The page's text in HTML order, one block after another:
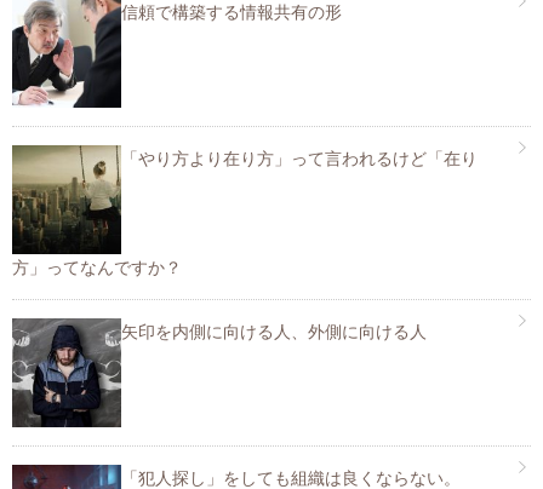
信頼で構築する情報共有の形
「やり方より在り方」って言われるけど「在り
方」ってなんですか？
矢印を内側に向ける人、外側に向ける人
「犯人探し」をしても組織は良くならない。